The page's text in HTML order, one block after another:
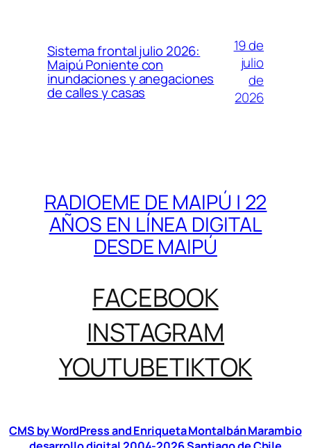
Sistema frontal julio 2026:
Maipú Poniente con
inundaciones y anegaciones
de calles y casas
19 de
julio
de
2026
RADIOEME DE MAIPÚ | 22
AÑOS EN LÍNEA DIGITAL
DESDE MAIPÚ
FACEBOOK
INSTAGRAM
YOUTUBETIKTOK
CMS by WordPress and Enriqueta Montalbán Marambio